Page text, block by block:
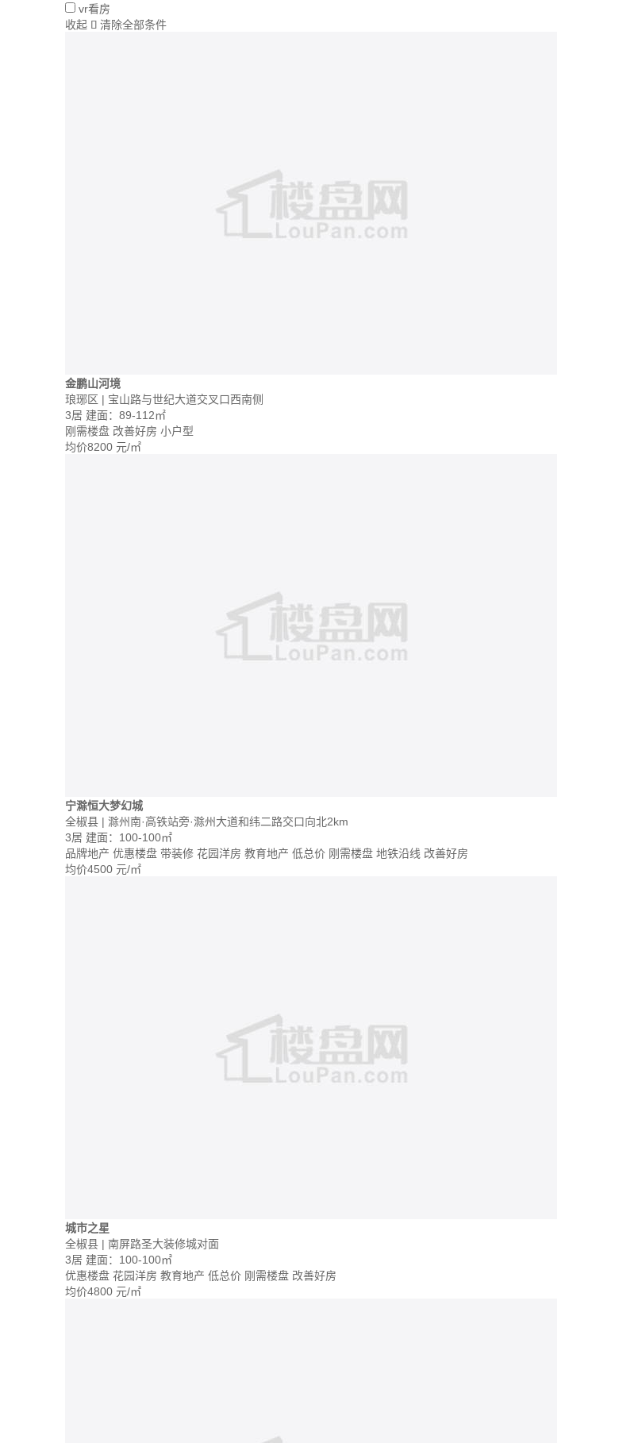
vr看房
收起  清除全部条件
金鹏山河境
琅琊区 | 宝山路与世纪大道交叉口西南侧
3居 建面：89-112㎡
刚需楼盘 改善好房 小户型
均价8200 元/㎡
宁滁恒大梦幻城
全椒县 | 滁州南·高铁站旁·滁州大道和纬二路交口向北2km
3居 建面：100-100㎡
品牌地产 优惠楼盘 带装修 花园洋房 教育地产 低总价 刚需楼盘 地铁沿线 改善好房
均价4500 元/㎡
城市之星
全椒县 | 南屏路圣大装修城对面
3居 建面：100-100㎡
优惠楼盘 花园洋房 教育地产 低总价 刚需楼盘 改善好房
均价4800 元/㎡